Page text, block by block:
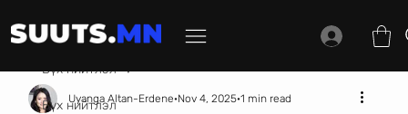
Бүх нийтлэл
Бүх нийтлэл
Uyanga Altan-Erdene Nov 4, 2025 1 min read